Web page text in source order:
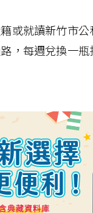
或就讀新竹市
，每週兌換一